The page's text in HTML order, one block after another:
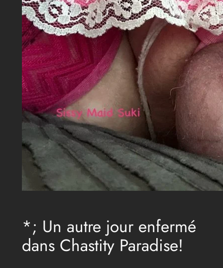
*; Un autre jour enfermé
dans Chastity Paradise!